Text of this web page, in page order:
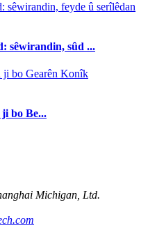
sêwirandin, sûd ...
bo Be...
Michigan, Ltd.